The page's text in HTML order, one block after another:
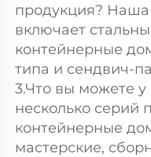
продукция?
включает
контейнерные
типа и сендвич-
3.Что вы можете у
несколько серий
контейнерные
мастерские,